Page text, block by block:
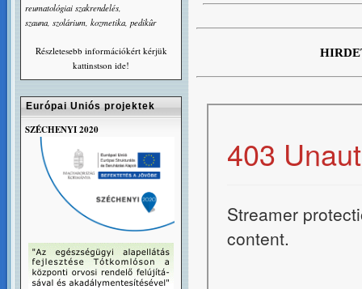
reumatológiai szakrendelés,
szauna, szolárium, kozmetika, pedikûr
Részletesebb információkért kérjük
kattinstson ide!
Európai Uniós projektek
SZÉCHENYI 2020